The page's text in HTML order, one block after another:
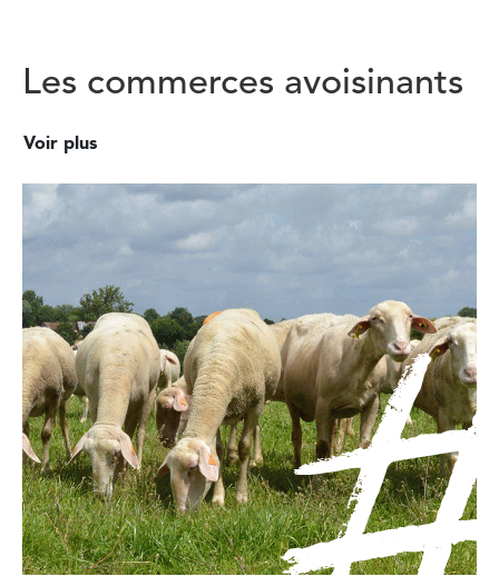
Les commerces avoisinants
Voir plus